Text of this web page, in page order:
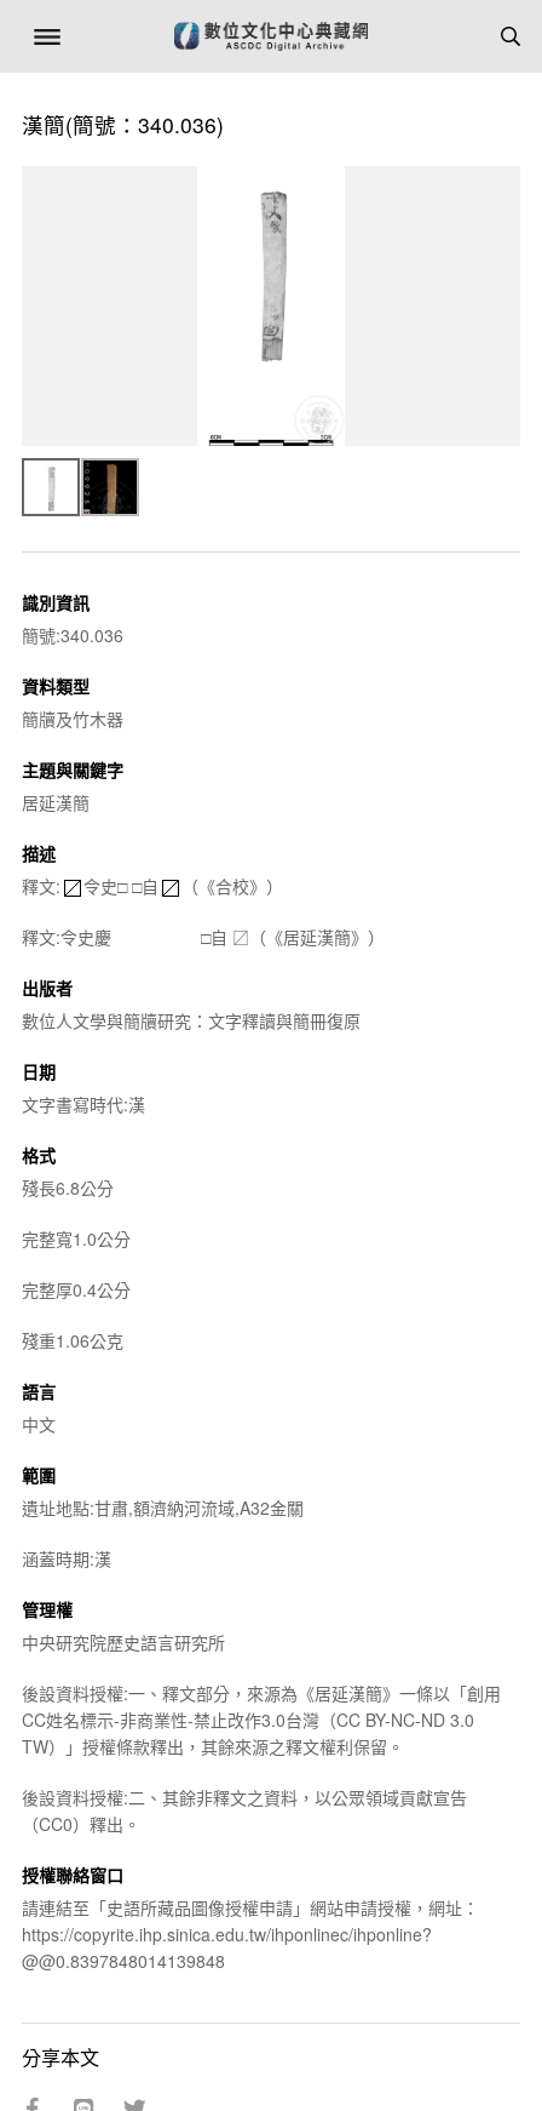
漢簡(簡號：340.036)
識別資訊
簡號:340.036
資料類型
簡牘及竹木器
主題與關鍵字
居延漢簡
描述
釋文:
令史□ □自 （《合校》）
釋文:令史慶 □自 〼（《居延漢簡》）
出版者
數位人文學與簡牘研究：文字釋讀與簡冊復原
日期
文字書寫時代:漢
格式
殘長6.8公分
完整寬1.0公分
完整厚0.4公分
殘重1.06公克
語言
中文
範圍
遺址地點:甘肅,額濟納河流域,A32金關
涵蓋時期:漢
管理權
中央研究院歷史語言研究所
後設資料授權:一、釋文部分，來源為《居延漢簡》一條以「創用
CC姓名標示-非商業性-禁止改作3.0台灣（CC BY-NC-ND 3.0
TW）」授權條款釋出，其餘來源之釋文權利保留。
後設資料授權:二、其餘非釋文之資料，以公眾領域貢獻宣告
（CC0）釋出。
授權聯絡窗口
請連結至「史語所藏品圖像授權申請」網站申請授權，網址：
https://copyrite.ihp.sinica.edu.tw/ihponlinec/ihponline?
@@0.8397848014139848
分享本文